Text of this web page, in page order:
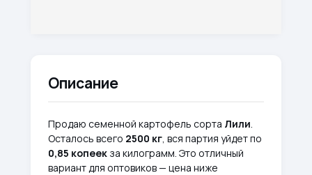
Описание
Продаю семенной картофель сорта Лили.
Осталось всего 2500 кг, вся партия уйдет по
0,85 копеек за килограмм. Это отличный
вариант для оптовиков — цена ниже